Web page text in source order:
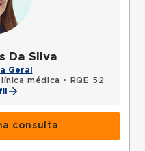
Da Silva
Geral
médica •
RQE 5240 - Cardiologia
consulta